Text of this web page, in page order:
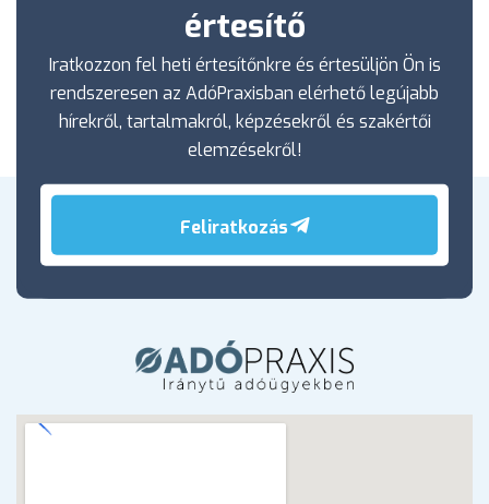
értesítő
Iratkozzon fel heti értesítőnkre és értesüljön Ön is
rendszeresen az AdóPraxisban elérhető legújabb
hírekről, tartalmakról, képzésekről és szakértői
elemzésekről!
Feliratkozás